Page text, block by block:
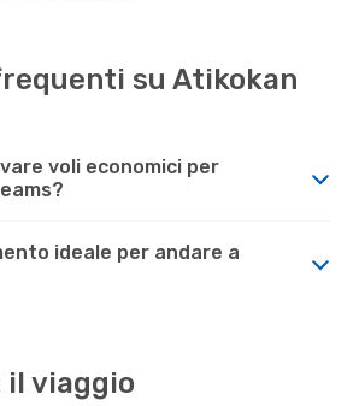
su Atikokan
voli economici per
ideale per andare a
il viaggio